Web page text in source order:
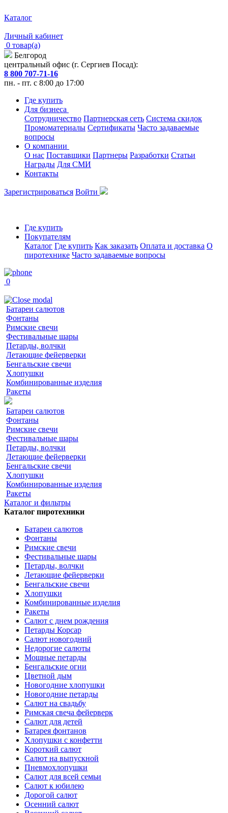
Каталог
Личный кабинет
0 товар(а)
Белгород
центральный офис (г. Сергиев Посад):
8 800 707-71-16
пн. - пт. с 8:00 до 17:00
Где купить
Для бизнеса
Сотрудничество Партнерская сеть Система скидок
Промоматериалы Сертификаты Часто задаваемые
вопросы
О компании
О нас Поставщики Партнеры Разработки Статьи
Награды Для СМИ
Контакты
Зарегистрироваться Войти
Где купить
Покупателям
Каталог Где купить Как заказать Оплата и доставка О
пиротехнике Часто задаваемые вопросы
0
Батареи салютов
Фонтаны
Римские свечи
Фестивальные шары
Петарды, волчки
Летающие фейерверки
Бенгальские свечи
Хлопушки
Комбинированные изделия
Ракеты
Батареи салютов
Фонтаны
Римские свечи
Фестивальные шары
Петарды, волчки
Летающие фейерверки
Бенгальские свечи
Хлопушки
Комбинированные изделия
Ракеты
Каталог и фильтры
Каталог пиротехники
Батареи салютов
Фонтаны
Римские свечи
Фестивальные шары
Петарды, волчки
Летающие фейерверки
Бенгальские свечи
Хлопушки
Комбинированные изделия
Ракеты
Салют с днем рождения
Петарды Корсар
Салют новогодний
Недорогие салюты
Мощные петарды
Бенгальские огни
Цветной дым
Новогодние хлопушки
Новогодние петарды
Салют на свадьбу
Римская свеча фейерверк
Салют для детей
Батарея фонтанов
Хлопушки с конфетти
Короткий салют
Салют на выпускной
Пневмохлопушки
Салют для всей семьи
Салют к юбилею
Дорогой салют
Осенний салют